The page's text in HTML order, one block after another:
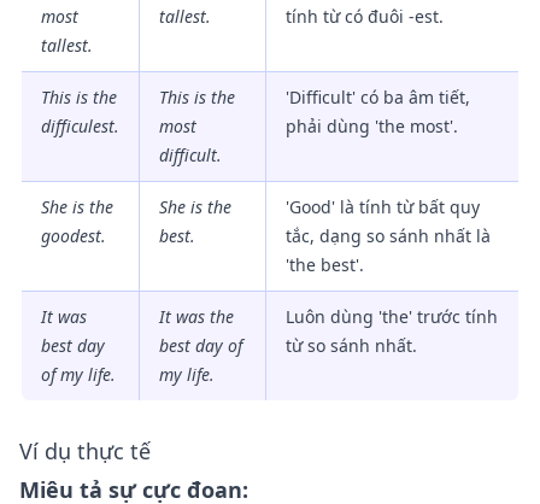
most
tallest.
tallest.
tính từ có đuôi -est.
This is the
difficulest.
This is the
most
difficult.
'Difficult' có ba âm tiết,
phải dùng 'the most'.
She is the
goodest.
She is the
best.
'Good' là tính từ bất quy
tắc, dạng so sánh nhất là
'the best'.
It was
best day
of my life.
It was the
best day of
my life.
Luôn dùng 'the' trước tính
từ so sánh nhất.
Ví dụ thực tế
Miêu tả sự cực đoan: